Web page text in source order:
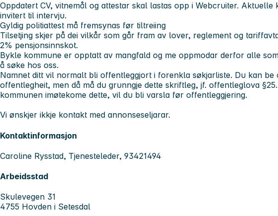
Oppdatert CV, vitnemål og attestar skal lastas opp i Webcruiter. Aktuelle
invitert til intervju.
Gyldig politiattest må fremsynas før tiltreiing
Tilsetjing skjer på dei vilkår som går fram av lover, reglement og
2% pensjonsinnskot.
Bykle kommune er opptatt av mangfald og me oppmodar derfor alle
å søke hos oss.
Namnet ditt vil normalt bli offentleggjort i forenkla søkjarliste. Du kan be
offentlegheit, men då må du grunngje dette skriftleg, jf. offentleglova
kommunen imøtekome dette, vil du bli varsla før offentleggjering.
Vi ønskjer ikkje kontakt med annonseseljarar.
Kontaktinformasjon
Caroline Rysstad, Tjenesteleder, 93421494
Arbeidsstad
Skulevegen 31
4755 Hovden i Setesdal